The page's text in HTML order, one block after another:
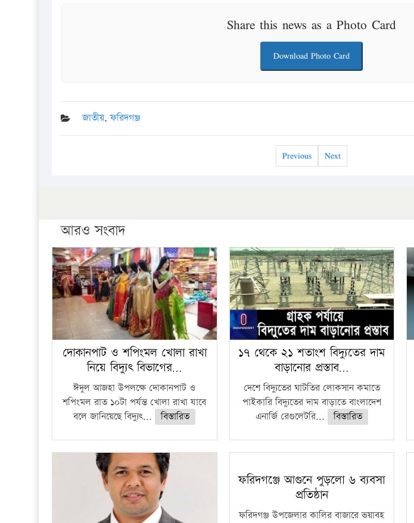
Share this news as a Photo Card
Download Photo Card
জাতীয়,ফরিদগঞ্জ
Previous Next
আরও সংবাদ
দোকানপাট ও শপিংমল খোলা রাখা
নিয়ে বিদ্যুৎ বিভাগের…
ঈদুল আজহা উপলক্ষে দোকানপাট ও
শপিংমল রাত ১০টা পর্যন্ত খোলা রাখা যাবে
বলে জানিয়েছে বিদ্যুৎ...
বিস্তারিত
১৭ থেকে ২১ শতাংশ বিদ্যুতের দাম
বাড়ানোর প্রস্তাব…
দেশে বিদ্যুতের ঘাটতির লোকসান কমাতে
পাইকারি বিদ্যুতের দাম বাড়াতে বাংলাদেশ
এনার্জি রেগুলেটরি...
বিস্তারিত
ফরিদগঞ্জে আগুনে পুড়লো ৬ ব্যবসা
প্রতিষ্ঠান
ফরিদগঞ্জ উপজেলার কালির বাজারে ভয়াবহ